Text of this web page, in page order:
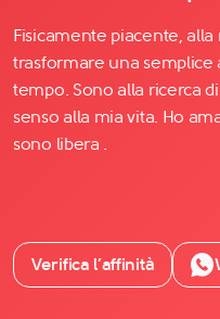
Fisicamente piacente,
trasformare una semplice
tempo. Sono alla ricerca
senso alla mia vita. Ho
sono libera .
Verifica l’affinità